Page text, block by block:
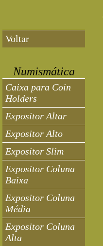
Voltar
Numismática
Caixa para Coin
Holders
Expositor Altar
Expositor Alto
Expositor Slim
Expositor Coluna
Baixa
Expositor Coluna
Média
Expositor Coluna
Alta